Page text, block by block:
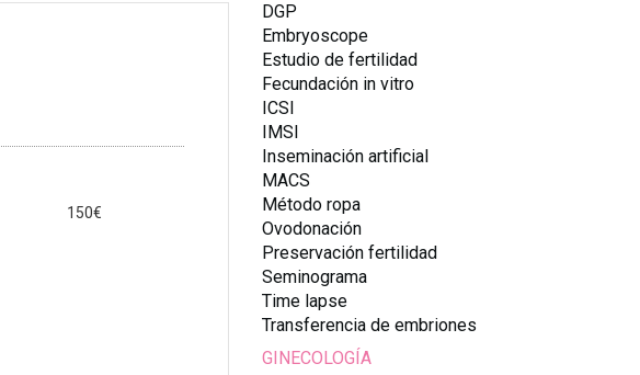
150€
DGP
Embryoscope
Estudio de fertilidad
Fecundación in vitro
ICSI
IMSI
Inseminación artificial
MACS
Método ropa
Ovodonación
Preservación fertilidad
Seminograma
Time lapse
Transferencia de embriones
GINECOLOGÍA